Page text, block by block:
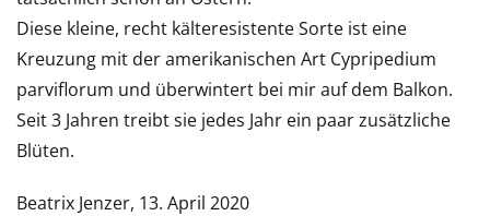
Diese kleine, recht kälteresistente Sorte ist eine
Kreuzung mit der amerikanischen Art Cypripedium
parviflorum und überwintert bei mir auf dem Balkon.
Seit 3 Jahren treibt sie jedes Jahr ein paar zusätzliche
Blüten.
Beatrix Jenzer, 13. April 2020